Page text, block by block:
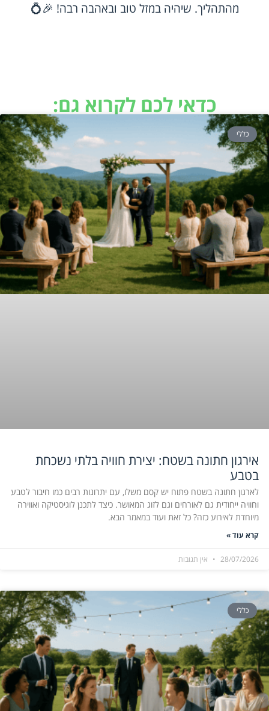
מהתהליך. שיהיה במזל טוב ובאהבה רבה! 🎉💍
כדאי לכם לקרוא גם:
כללי
אירגון חתונה בשטח: יצירת חוויה בלתי נשכחת
בטבע
לארגון חתונה בשטח פתוח יש קסם משלו, עם יתרונות רבים כמו חיבור לטבע
וחוויה ייחודית גם לאורחים וגם לזוג המאושר. כיצד לתכנן לוגיסטיקה ואווירה
מיוחדת לאירוע כזה? כל זאת ועוד במאמר הבא.
קרא עוד »
28/07/2026 אין תגובות
כללי